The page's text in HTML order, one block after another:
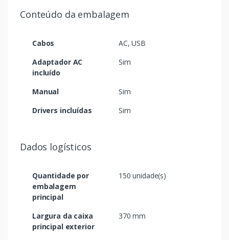
Conteúdo da embalagem
Cabos
AC, USB
Adaptador AC
incluído
Sim
Manual
Sim
Drivers incluídas
Sim
Dados logísticos
Quantidade por
embalagem
principal
150 unidade(s)
Largura da caixa
principal exterior
370 mm